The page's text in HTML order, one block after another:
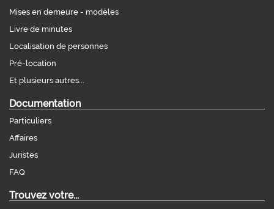
Mises en demeure - modèles
Livre de minutes
Localisation de personnes
Pré-location
Et plusieurs autres...
Documentation
Particuliers
Affaires
Juristes
FAQ
Trouvez votre...